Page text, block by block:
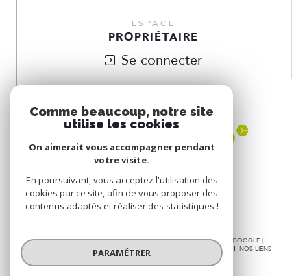
ESPACE
PROPRIÉTAIRE
Se connecter
ADHÉRONS
© 2026 | TOUS DROITS RÉSERVÉS | TRADUCTION POWERED BY GOOGLE |
PLAN DU SITE MENTIONS LÉGALES ADMIN
NOS LIENS
POLITIQUE RGPD
Comme beaucoup, notre site
utilise les cookies
On aimerait vous accompagner pendant
votre visite.
En poursuivant, vous acceptez l'utilisation des
cookies par ce site, afin de vous proposer des
contenus adaptés et réaliser des statistiques !
PARAMÉTRER